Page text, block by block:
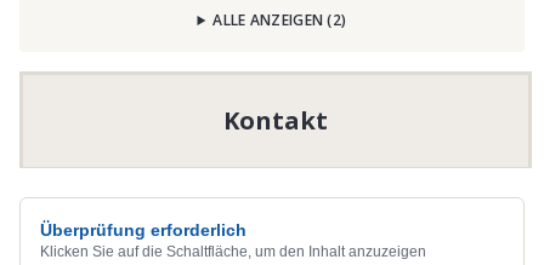
ALLE ANZEIGEN(2)
Kontakt
Überprüfung erforderlich
Klicken Sie auf die Schaltfläche, um den Inhalt anzuzeigen